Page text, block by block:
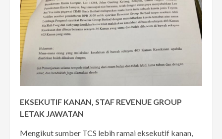
EKSEKUTIF KANAN, STAF REVENUE GROUP
LETAK JAWATAN
Mengikut sumber TCS lebih ramai eksekutif kanan,